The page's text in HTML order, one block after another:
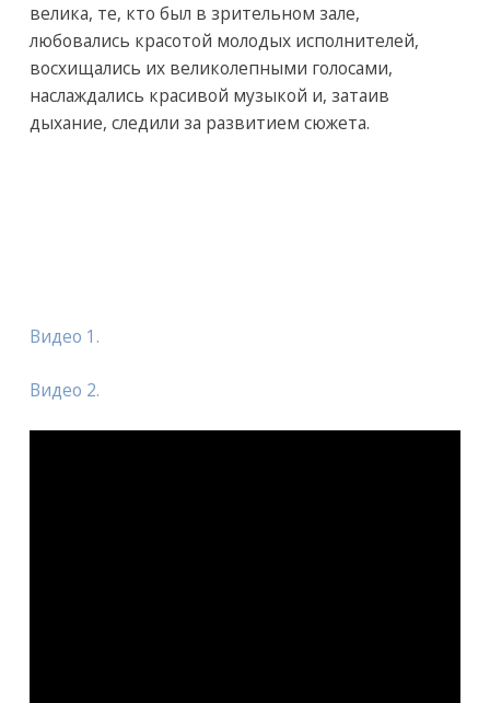
велика, те, кто был в зрительном зале,
любовались красотой молодых исполнителей,
восхищались их великолепными голосами,
наслаждались красивой музыкой и, затаив
дыхание, следили за развитием сюжета.
Видео 1.
Видео 2.